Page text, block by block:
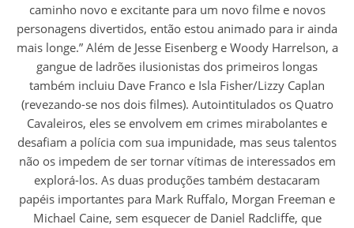
caminho novo e excitante para um novo filme e novos
personagens divertidos, então estou animado para ir ainda
mais longe.” Além de Jesse Eisenberg e Woody Harrelson, a
gangue de ladrões ilusionistas dos primeiros longas
também incluiu Dave Franco e Isla Fisher/Lizzy Caplan
(revezando-se nos dois filmes). Autointitulados os Quatro
Cavaleiros, eles se envolvem em crimes mirabolantes e
desafiam a polícia com sua impunidade, mas seus talentos
não os impedem de ser tornar vítimas de interessados em
explorá-los. As duas produções também destacaram
papéis importantes para Mark Ruffalo, Morgan Freeman e
Michael Caine, sem esquecer de Daniel Radcliffe, que